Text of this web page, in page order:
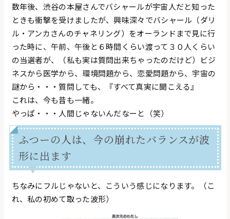
数年後、渋谷の本屋さんでバシャールが宇宙人だと知った
ときも衝撃を受けましたが、興味深々でバシャール（ダリ
ル・アンカさんのチャネリング）をオーランドまで見に行
った時に、午前、午後と６時間くらい渡って３０人くらい
の当選者が、（私も実は質問出来ちゃったのだけど）ビジ
ネスから医学から、環境問題から、恋愛問題から、宇宙の
謎から・・・質問しても、『すべて真実に聞こえる』
これは、今も昔も一緒。
やっぱ・・・人間じゃないんだなーと（笑）
ふつーの人は、今の崩れたバランスが波
形に出ます
ちなみにフルじゃないと、こういう感じになります。（こ
れ、私の初めて取った波形）